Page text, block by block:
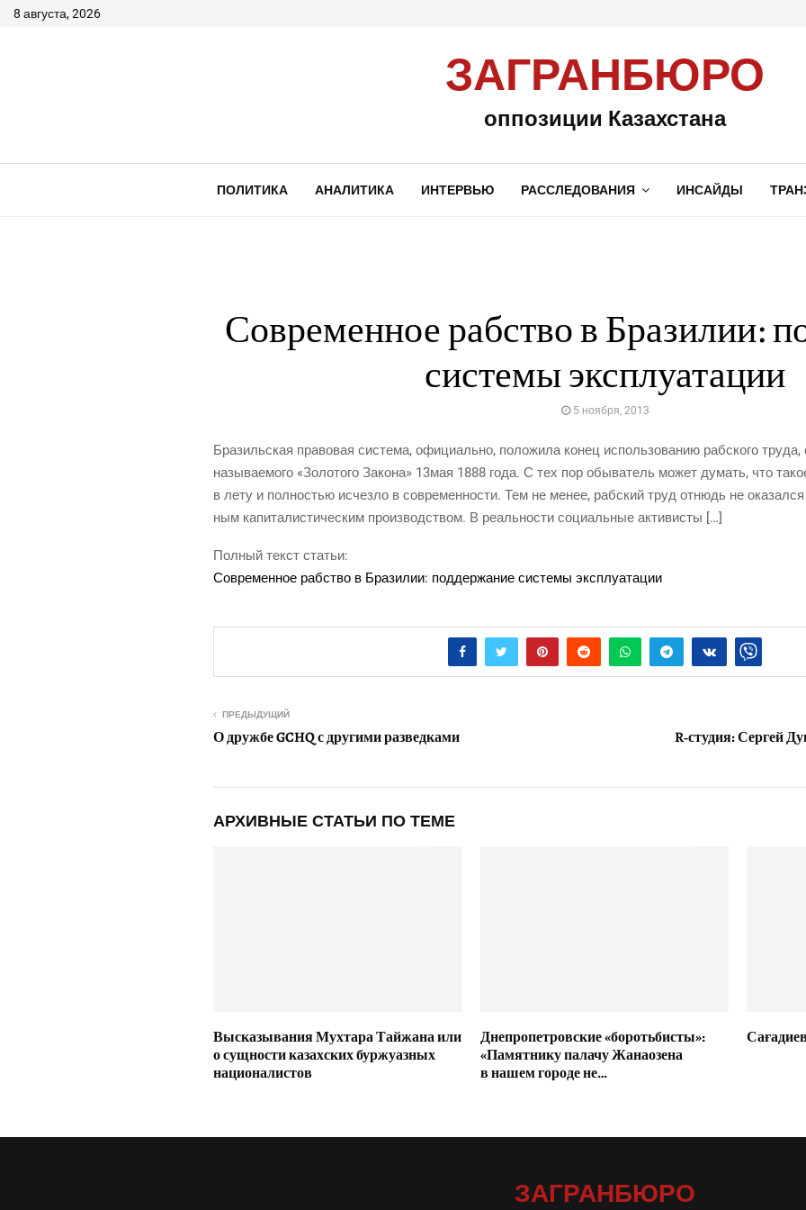
8 августа, 2026
ЗАГРАНБЮРО
оппозиции Казахстана
ПОЛИТИКА АНАЛИТИКА ИНТЕРВЬЮ РАССЛЕДОВАНИЯ ИНСАЙДЫ
Современное рабство в Бразилии:
системы эксплуатации
5 ноября, 2013
Бра­зиль­ская пра­во­вая систе­ма, офи­ци­аль­но, поло­жи­ла конец исполь­зо­ва­нию раб­ско­го
назы­ва­е­мо­го «Золо­то­го Зако­на» 13мая 1888 года. С тех пор обы­ва­тель может думать, что
в лету и пол­но­стью исчез­ло в совре­мен­но­сти. Тем не менее, раб­ский труд отнюдь не
ным капи­та­ли­сти­че­ским про­из­вод­ством. В реаль­но­сти соци­аль­ные активисты […]
Пол­ный текст статьи:
Совре­мен­ное раб­ство в Бра­зи­лии: под­дер­жа­ние систе­мы эксплуатации
ПРЕДЫДУЩИЙ
О дружбе GCHQ с другими разведками
R‑студия: Сергей
АРХИВНЫЕ СТАТЬИ ПО ТЕМЕ
Высказывания Мухтара Тайжана или
о сущности казахских буржуазных
националистов
Днепропетровские «боротьбисты»:
«Памятнику палачу Жанаозена
в нашем городе не…
ЗАГРАНБЮРО